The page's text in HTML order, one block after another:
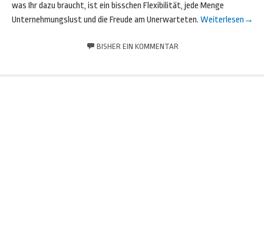
was Ihr dazu braucht, ist ein bisschen Flexibilität, jede Menge
Unternehmungslust und die Freude am Unerwarteten. Weiterlesen →
BISHER EIN KOMMENTAR